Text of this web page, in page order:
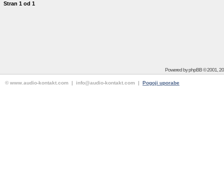
Stran 1 od 1
Powered byphpBB© 2001,
© www.audio-kontakt.com | info@audio-kontakt.com | Pogoji uporabe